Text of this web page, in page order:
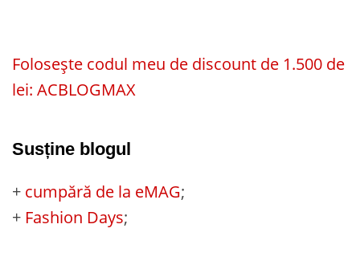
Folosește codul meu de discount de 1.500 de
lei: ACBLOGMAX
Susține blogul
+ cumpără de la eMAG;
+ Fashion Days;